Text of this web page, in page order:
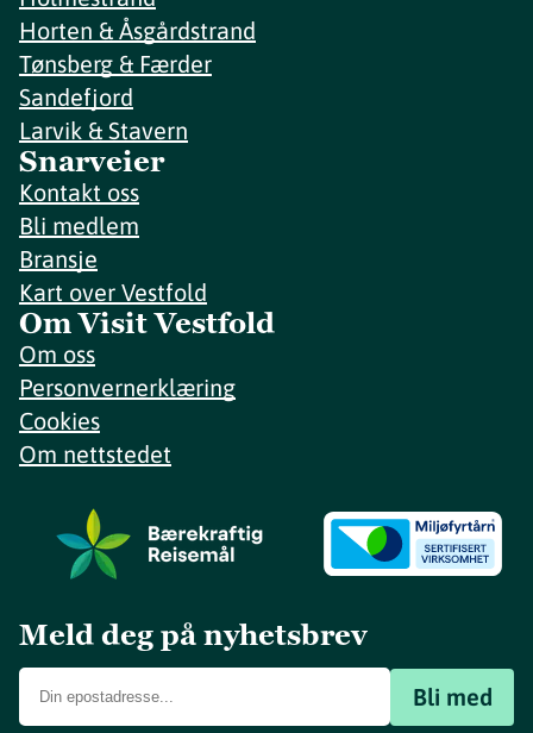
Horten & Åsgårdstrand
Tønsberg & Færder
Sandefjord
Larvik & Stavern
Snarveier
Kontakt oss
Bli medlem
Bransje
Kart over Vestfold
Om Visit Vestfold
Om oss
Personvernerklæring
Cookies
Om nettstedet
Meld deg på nyhetsbrev
Bli med